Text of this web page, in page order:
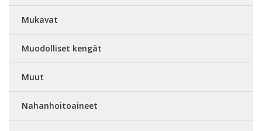
Mukavat
Muodolliset kengät
Muut
Nahanhoitoaineet